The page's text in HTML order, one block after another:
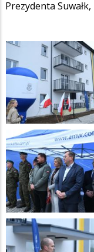
Prezydenta